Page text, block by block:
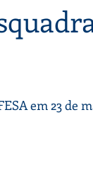
em 23 de